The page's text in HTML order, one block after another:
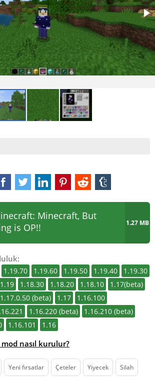
Minecraft, But
is OP!!
1.27 MB
1.19.70 1.19.60 1.19.50 1.19.40
1.19.30
1.19 1.18.30 1.18.20 1.18.10
1.17(beta)
1.17.0.50 (beta) 1.17
1.16.100
1.16.220 (beta)
1.16.210 (beta)
1.16.101 1.16
nasıl kurulur?
Yeni fırsatlar Çeteler Yiyecek Silah